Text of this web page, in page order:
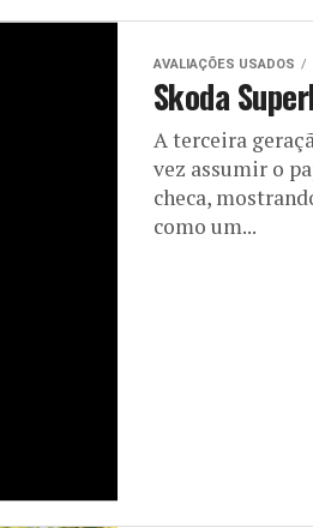
AVALIAÇÕES USADOS
Skoda
A terceira
vez assumir o
checa,
como um...